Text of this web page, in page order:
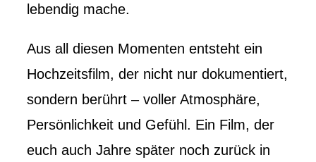
lebendig mache.
Aus all diesen Momenten entsteht ein
Hochzeitsfilm, der nicht nur dokumentiert,
sondern berührt – voller Atmosphäre,
Persönlichkeit und Gefühl. Ein Film, der
euch auch Jahre später noch zurück in